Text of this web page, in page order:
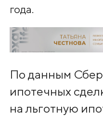
года.
По данным
ипотечных
на льготную